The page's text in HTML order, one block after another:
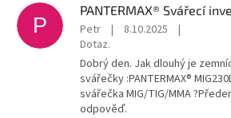
P Petr | 8.10.2025
|
Dotaz.
Dobrý den. Jak dlouhý je
svářečky :PANTERMAX®
svářečka MIG/TIG/MMA
odpověď.